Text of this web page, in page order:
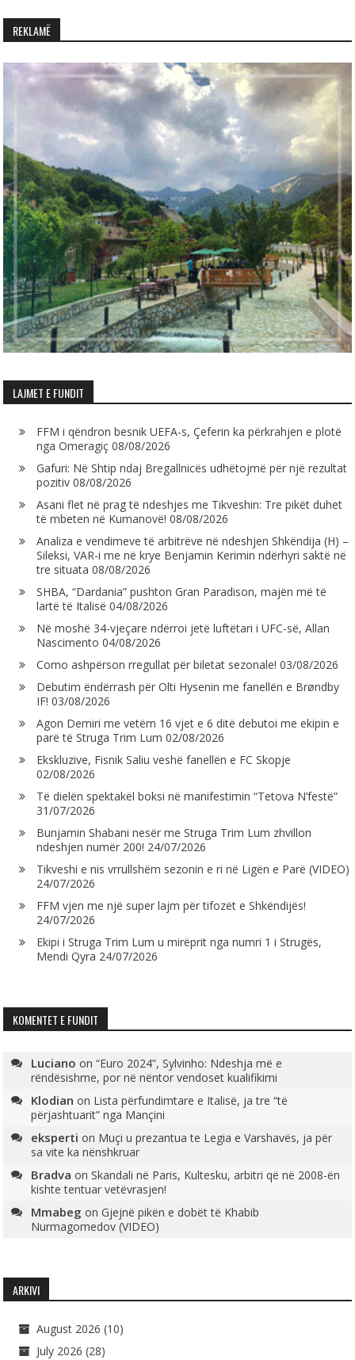
REKLAMË
LAJMET E FUNDIT
FFM i qëndron besnik UEFA-s, Çeferin ka përkrahjen e plotë
nga Omeragiç 08/08/2026
Gafuri: Në Shtip ndaj Bregallnicës udhëtojmë për një rezultat
pozitiv 08/08/2026
Asani flet në prag të ndeshjes me Tikveshin: Tre pikët duhet
të mbeten në Kumanovë! 08/08/2026
Analiza e vendimeve të arbitrëve në ndeshjen Shkëndija (H) –
Sileksi, VAR-i me në krye Benjamin Kerimin ndërhyri saktë në
tre situata 08/08/2026
SHBA, “Dardania” pushton Gran Paradison, majën më të
lartë të Italisë 04/08/2026
Në moshë 34-vjeçare ndërroi jetë luftëtari i UFC-së, Allan
Nascimento 04/08/2026
Como ashpërson rregullat për biletat sezonale! 03/08/2026
Debutim ëndërrash për Olti Hysenin me fanellën e Brøndby
IF! 03/08/2026
Agon Demiri me vetëm 16 vjet e 6 ditë debutoi me ekipin e
parë të Struga Trim Lum 02/08/2026
Ekskluzive, Fisnik Saliu veshë fanellën e FC Skopje
02/08/2026
Të dielën spektakël boksi në manifestimin “Tetova N’festë”
31/07/2026
Bunjamin Shabani nesër me Struga Trim Lum zhvillon
ndeshjen numër 200! 24/07/2026
Tikveshi e nis vrrullshëm sezonin e ri në Ligën e Parë (VIDEO)
24/07/2026
FFM vjen me një super lajm për tifozët e Shkëndijës!
24/07/2026
Ekipi i Struga Trim Lum u mirëprit nga numri 1 i Strugës,
Mendi Qyra 24/07/2026
KOMENTET E FUNDIT
Luciano on“Euro 2024”, Sylvinho: Ndeshja më e
rëndësishme, por në nëntor vendoset kualifikimi
Klodian on Lista përfundimtare e Italisë, ja tre “të
përjashtuarit” nga Mançini
eksperti on Muçi u prezantua te Legia e Varshavës, ja për
sa vite ka nënshkruar
Bradva onSkandali në Paris, Kultesku, arbitri që në 2008-ën
kishte tentuar vetëvrasjen!
Mmabeg onGjejnë pikën e dobët të Khabib
Nurmagomedov (VIDEO)
ARKIVI
August 2026 (10)
July 2026 (28)